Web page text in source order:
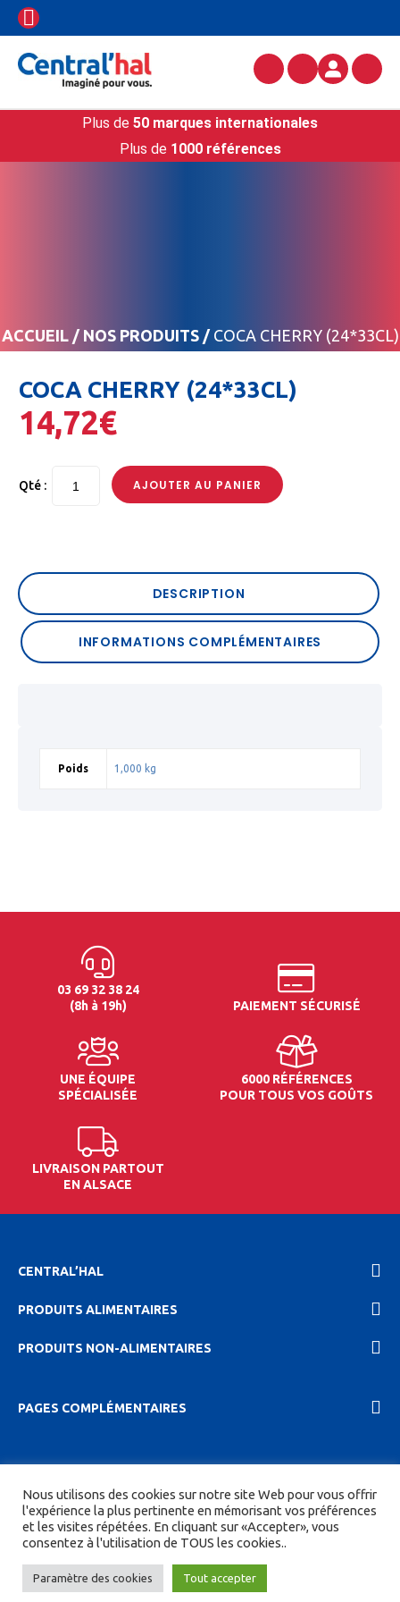
Plus de 50 marques internationales
Plus de 1000 références
ACCUEIL/ NOS PRODUITS/ COCA CHERRY (24*33CL)
COCA CHERRY (24*33CL)
14,72€
Qté : AJOUTER AU PANIER
DESCRIPTION
INFORMATIONS COMPLÉMENTAIRES
Poids 1,000 kg
03 69 32 38 24
(8h à 19h)
PAIEMENT SÉCURISÉ
UNE ÉQUIPE
SPÉCIALISÉE
6000 RÉFÉRENCES
POUR TOUS VOS GOÛTS
LIVRAISON PARTOUT
EN ALSACE
CENTRAL’HAL
PRODUITS ALIMENTAIRES
PRODUITS NON-ALIMENTAIRES
PAGES COMPLÉMENTAIRES
confidentionalité| CGV| Tous droits réservés.
Site réalisé parDIGITICS etJoan HAEGELE
Nous utilisons des cookies sur notre site Web pour vous offrir
l'expérience la plus pertinente en mémorisant vos préférences
et les visites répétées. En cliquant sur «Accepter», vous
consentez à l'utilisation de TOUS les cookies..
Paramètre des cookies Tout accepter